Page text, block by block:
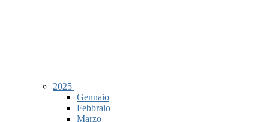
2025
Gennaio
Febbraio
Marzo